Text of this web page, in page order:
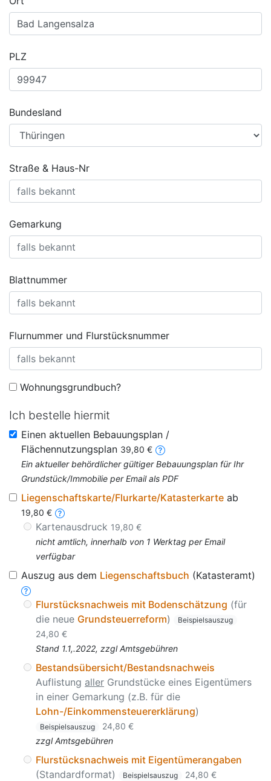
PLZ
Bundesland
Straße & Haus-Nr
Gemarkung
Blattnummer
Flurnummer und Flurstücksnummer
Wohnungsgrundbuch?
Ich bestelle hiermit
Einen aktuellen Bebauungsplan /
Flächennutzungsplan 39,80 €
Ein aktueller behördlicher gültiger Bebauungsplan für Ihr
Grundstück/Immobilie per Email als PDF
Liegenschaftskarte/Flurkarte/Katasterkarte ab
19,80 €
Kartenausdruck 19,80 €
nicht amtlich, innerhalb von 1 Werktag per Email
verfügbar
Auszug aus dem Liegenschaftsbuch (Katasteramt)
Flurstücksnachweis mit Bodenschätzung (für
die neue Grundsteuerreform) Beispielsauszug
24,80 €
Stand 1.1,.2022, zzgl Amtsgebühren
Bestandsübersicht/Bestandsnachweis
Auflistung aller Grundstücke eines Eigentümers
in einer Gemarkung (z.B. für die
Lohn-/Einkommensteuererklärung)
Beispielsauszug
24,80 €
zzgl Amtsgebühren
Flurstücksnachweis mit Eigentümerangaben
(Standardformat)
Beispielsauszug
24,80 €